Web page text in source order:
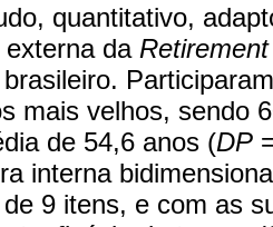
quantitativo,
externa da
mais velhos, sendo
de 54,6 anos (DP
interna
9 itens, e com as